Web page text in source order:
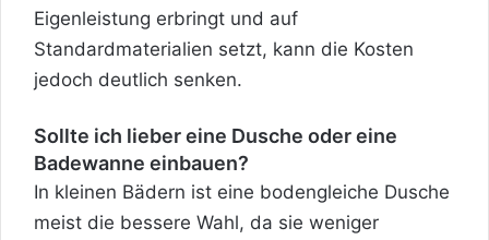
Eigenleistung erbringt und auf
Standardmaterialien setzt, kann die Kosten
jedoch deutlich senken.
Sollte ich lieber eine Dusche oder eine
Badewanne einbauen?
In kleinen Bädern ist eine bodengleiche Dusche
meist die bessere Wahl, da sie weniger